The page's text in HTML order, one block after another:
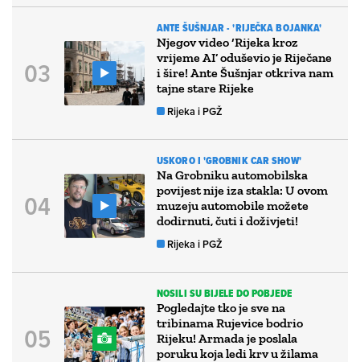
ANTE ŠUŠNJAR - 'RIJEČKA BOJANKA'
Njegov video ‘Rijeka kroz
vrijeme AI’ oduševio je Riječane
i šire! Ante Šušnjar otkriva nam
tajne stare Rijeke
Rijeka i PGŽ
USKORO I 'GROBNIK CAR SHOW'
Na Grobniku automobilska
povijest nije iza stakla: U ovom
muzeju automobile možete
dodirnuti, čuti i doživjeti!
Rijeka i PGŽ
NOSILI SU BIJELE DO POBJEDE
Pogledajte tko je sve na
tribinama Rujevice bodrio
Rijeku! Armada je poslala
poruku koja ledi krv u žilama